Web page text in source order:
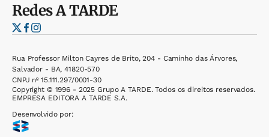
RedesA TARDE
Rua Professor Milton Cayres de Brito, 204 - Caminho das Árvores,
Salvador - BA, 41820-570
CNPJ nº 15.111.297/0001-30
Copyright © 1996 - 2025 Grupo A TARDE. Todos os direitos reservados.
EMPRESA EDITORA A TARDE S.A.
Desenvolvido por: